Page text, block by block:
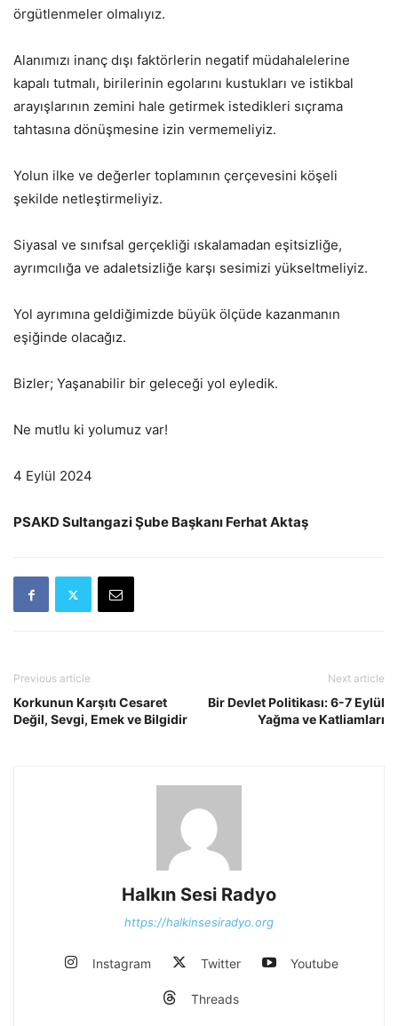
örgütlenmeler olmalıyız.
Alanımızı inanç dışı faktörlerin negatif müdahalelerine
kapalı tutmalı, birilerinin egolarını kustukları ve istikbal
arayışlarının zemini hale getirmek istedikleri sıçrama
tahtasına dönüşmesine izin vermemeliyiz.
Yolun ilke ve değerler toplamının çerçevesini köşeli
şekilde netleştirmeliyiz.
Siyasal ve sınıfsal gerçekliği ıskalamadan eşitsizliğe,
ayrımcılığa ve adaletsizliğe karşı sesimizi yükseltmeliyiz.
Yol ayrımına geldiğimizde büyük ölçüde kazanmanın
eşiğinde olacağız.
Bizler; Yaşanabilir bir geleceği yol eyledik.
Ne mutlu ki yolumuz var!
4 Eylül 2024
PSAKD Sultangazi Şube Başkanı Ferhat Aktaş
Previous article
Korkunun Karşıtı Cesaret
Değil, Sevgi, Emek ve Bilgidir
Next article
Bir Devlet Politikası: 6-7 Eylül
Yağma ve Katliamları
Halkın Sesi Radyo
https://halkinsesiradyo.org
Instagram Twitter Youtube
Threads